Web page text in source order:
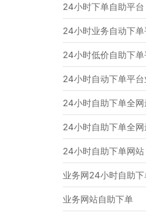
24小时下单自助平台
24小时业务自动下单
24小时低价自助下
24小时自动下单平台
24小时自助下单全网
24小时自助下单全
24小时自助下单网站
业务网24小时自助
业务网站自助下单